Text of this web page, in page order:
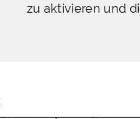
zu aktivieren und